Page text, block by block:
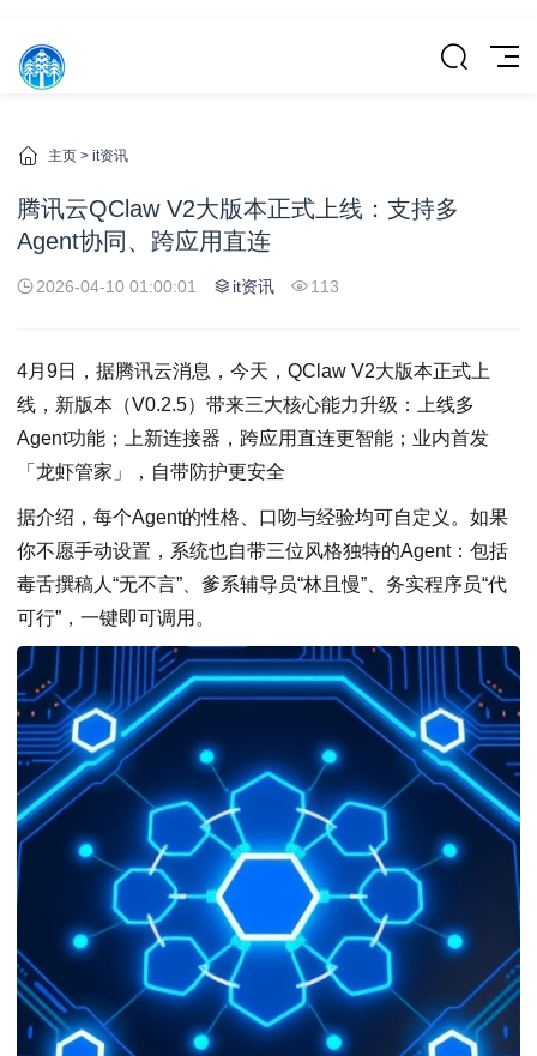
主页 > it资讯
腾讯云QClaw V2大版本正式上线：支持多
Agent协同、跨应用直连
2026-04-10 01:00:01 it资讯 113
4月9日，据腾讯云消息，今天，QClaw V2大版本正式上
线，新版本（V0.2.5）带来三大核心能力升级：上线多
Agent功能；上新连接器，跨应用直连更智能；业内首发
「龙虾管家」，自带防护更安全
据介绍，每个Agent的性格、口吻与经验均可自定义。如果
你不愿手动设置，系统也自带三位风格独特的Agent：包括
毒舌撰稿人“无不言”、爹系辅导员“林且慢”、务实程序员“代
可行”，一键即可调用。